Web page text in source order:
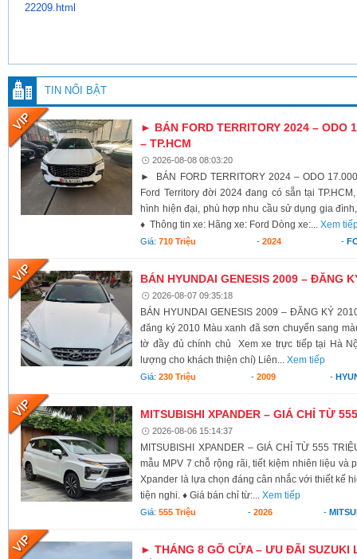
22209.html
TIN NỔI BẬT
► BÁN FORD TERRITORY 2024 – ODO
– TP.HCM
2026-08-08 08:03:20
► BÁN FORD TERRITORY 2024 – ODO
Ford Territory đời 2024 đang có sẵn tại
hình hiện đại, phù hợp nhu cầu sử dụng gia
♦ Thông tin xe: Hãng xe: Ford Dòng xe:...Xem
Giá:710 Triệu - 2024 -
BÁN HYUNDAI GENESIS 2009 – ĐĂNG
2026-08-07 09:35:18
BÁN HYUNDAI GENESIS 2009 – ĐĂNG KÝ
đăng ký 2010 Màu xanh đã sơn chuyển sang
tờ đầy đủ chính chủ Xem xe trực tiếp tại Hà
lượng cho khách thiện chí) Liên...Xem tiếp
Giá:230 Triệu - 2009 -
MITSUBISHI XPANDER – GIÁ CHỈ TỪ
2026-08-06 15:14:37
MITSUBISHI XPANDER – GIÁ CHỈ TỪ 555
mẫu MPV 7 chỗ rộng rãi, tiết kiệm nhiên liệu và
Xpander là lựa chọn đáng cân nhắc với thiết kế
tiện nghi. ♦ Giá bán chỉ từ:...Xem tiếp
Giá:555 Triệu - 2026 -
► THÁNG 8 GÕ CỬA – ƯU ĐÃI SUZUKI